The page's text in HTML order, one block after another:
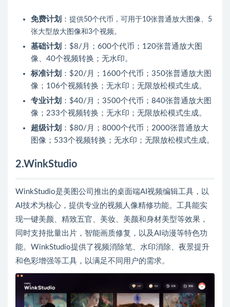
免费计划 ： 提供50个代币，可用于10张普通放大图像、5
张大型放大图像和3个视频。
基础计划 ：$8/月；600个代币；120张普通放大图
像、40个视频转换；无水印。
标准计划 ：$20/月；1600个代币；350张普通放大图
像；106个视频转换；无水印；无限放松模式生成。
专业计划 ：$40/月；3500个代币；840张普通放大图
像；233个视频转换；无水印；无限放松模式生成。
超级计划 ：$80/月；8000个代币；2000张普通放大
图像；533个视频转换；无水印；无限放松模式生成。
2.WinkStudio
WinkStudio是美图公司推出的桌面端AI视频编辑工具，以
AI技术为核心，提供专业的视频人像精修功能。工具能实
现一键美颜、精致五官、美妆、美颜和身材美型等效果，
同时支持批量出片，智能画质修复，以及AI动漫等特色功
能。WinkStudio提供了视频消除笔、水印消除、夜景提升
和色彩增强等工具，以满足不同用户的需求。